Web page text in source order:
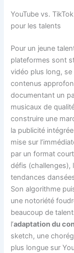
YouTube vs.
pour les talents
Pour un jeune
plateformes sont
vidéo plus long,
contenus
documentant un
musicaux de
construire une
la publicité
mise sur
par un format
défis (challenges),
tendances
Son algorithme
une notoriété
beaucoup de
l’adaptation du
sketch, une
plus longue sur